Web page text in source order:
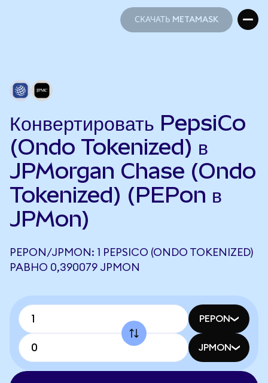
СКАЧАТЬ METAMASK
Конвертировать PepsiCo
(Ondo Tokenized) в
JPMorgan Chase (Ondo
Tokenized) (PEPon в
JPMon)
PEPON/JPMON: 1 PEPSICO (ONDO TOKENIZED)
РАВНО 0,390079 JPMON
PEPON
JPMON